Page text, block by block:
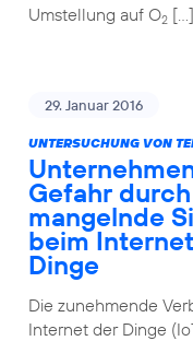
Umstellung auf O2[…]
29. Januar 2016
UNTERSUCHUNG VON
Gefahr durch
mangelnde
beim
Dinge
Die zunehmende
Internet der Dinge